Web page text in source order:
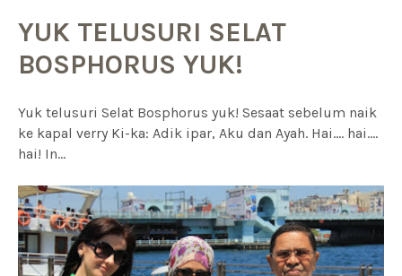
YUK TELUSURI SELAT
BOSPHORUS YUK!
Yuk telusuri Selat Bosphorus yuk! Sesaat sebelum naik
ke kapal verry Ki-ka: Adik ipar, Aku dan Ayah. Hai.... hai....
hai! In...